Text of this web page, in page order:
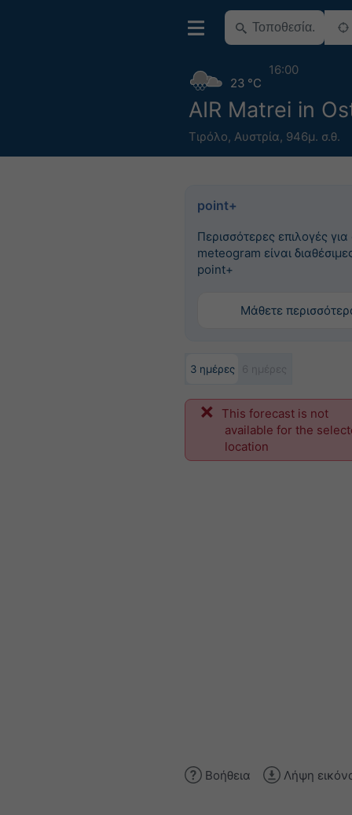
AIR Matrei in
Τιρόλο, Αυστρία, 946μ. σ.θ.
23 °C
16:00
point+
Περισσότερες επιλογές
meteogram είναι
point+
Μάθετε
3 ημέρες
This forecast is not
available for the
location
Βοήθεια Λήψη